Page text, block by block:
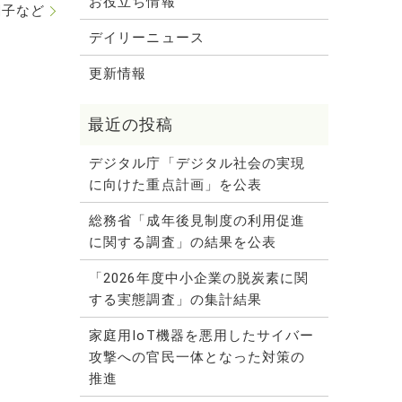
など
デイリーニュース
更新情報
デジタル庁「デジタル社会の実現
に向けた重点計画」を公表
総務省「成年後見制度の利用促進
に関する調査」の結果を公表
「2026年度中小企業の脱炭素に関
する実態調査」の集計結果
家庭用IoT機器を悪用したサイバー
攻撃への官民一体となった対策の
推進